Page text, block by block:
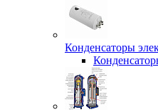
Конденсаторы